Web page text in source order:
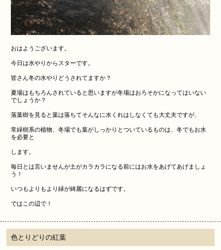
おはようございます。
今日は水やりからスターです。
皆さん冬の水やりどうされてますか？
夏場はもちろんされていると思いますが冬場はおろそかになってはいない
でしょうか？
落葉樹を見ると葉は落ちてそんなに水くれはしなくても大丈夫ですが、
常緑樹系の植物、冬場でも葉がしっかりとついているものは、冬でもお水
を必要と
します。
毎日とは言いませんが土がカラカラになる前にはお水をあげてあげましょ
う！
いつもよりもより緑が綺麗になるはずです。
ではこの辺で！
色とりどりの紅葉